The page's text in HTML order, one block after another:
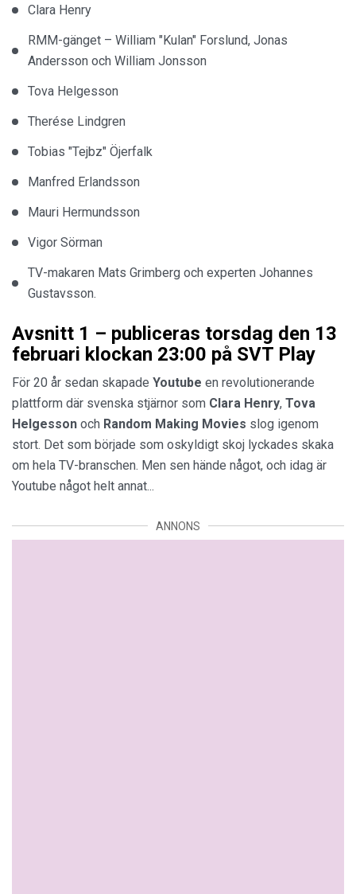
Clara Henry
RMM-gänget – William "Kulan" Forslund, Jonas
Andersson och William Jonsson
Tova Helgesson
Therése Lindgren
Tobias "Tejbz" Öjerfalk
Manfred Erlandsson
Mauri Hermundsson
Vigor Sörman
TV-makaren Mats Grimberg och experten Johannes
Gustavsson.
Avsnitt 1 – publiceras torsdag den 13
februari klockan 23:00 på SVT Play
För 20 år sedan skapade Youtube en revolutionerande
plattform där svenska stjärnor som Clara Henry, Tova
Helgesson och Random Making Movies slog igenom
stort. Det som började som oskyldigt skoj lyckades skaka
om hela TV-branschen. Men sen hände något, och idag är
Youtube något helt annat...
ANNONS